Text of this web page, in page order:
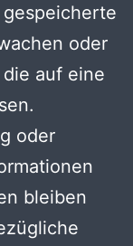
oder
auf eine
oder
bleiben